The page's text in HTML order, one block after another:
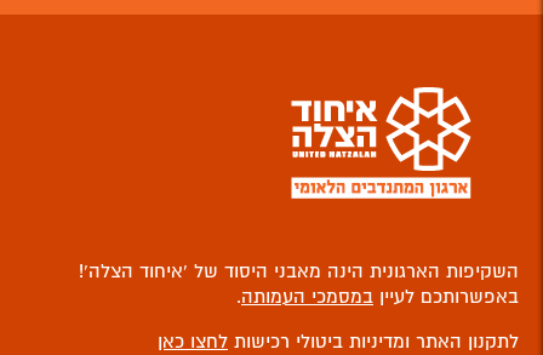
השקיפות הארגונית הינה מאבני היסוד של ‘איחוד הצלה’!
באפשרותכם לעיין במסמכי העמותה.
לתקנון האתר ומדיניות ביטולי רכישות לחצו כאן